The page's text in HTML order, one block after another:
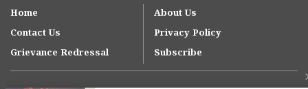
Home
About Us
Contact Us
Privacy Policy
Grievance Redressal
Subscribe